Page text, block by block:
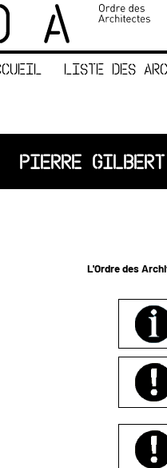
LISTE DES
PIERRE
L'Ordre des